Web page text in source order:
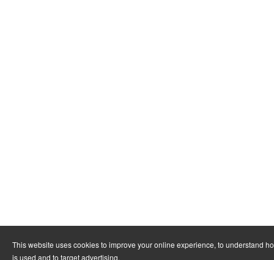
This website uses cookies to improve your online experience, to understand
is used and to target advertising.